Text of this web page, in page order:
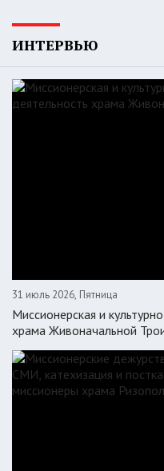
ИНТЕРВЬЮ
31 июль 2026, Пятница
Миссионерская и культурно-
храма Живоначальной